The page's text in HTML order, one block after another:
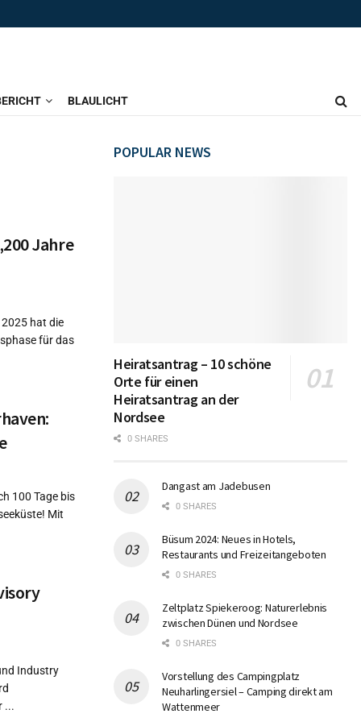
BLAULICHT
Jahre
hat die
für das
100 Tage bis
Mit
Industry
...
POPULAR NEWS
Heiratsantrag – 10 schöne
Orte für einen
Heiratsantrag an der
Nordsee
0 SHARES
Dangast am Jadebusen
0 SHARES
Büsum 2024: Neues in Hotels,
Restaurants und Freizeitangeboten
0 SHARES
Zeltplatz Spiekeroog: Naturerlebnis
zwischen Dünen und Nordsee
0 SHARES
Vorstellung des Campingplatz
Neuharlingersiel – Camping direkt am
Wattenmeer